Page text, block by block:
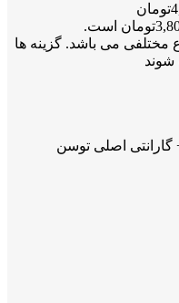
قیمت اصلی 4,500,000تومان
مختلفی می باشد. گزینه ها
گارانتی اصلی توسن